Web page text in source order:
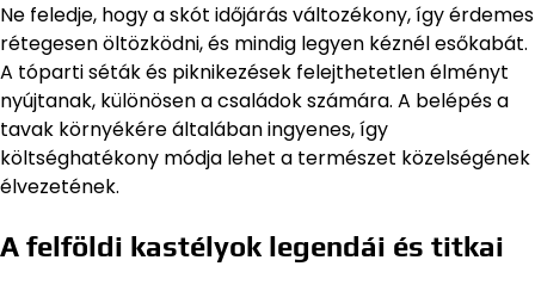
Ne feledje, hogy a skót időjárás változékony, így érdemes
rétegesen öltözködni, és mindig legyen kéznél esőkabát.
A tóparti séták és piknikezések felejthetetlen élményt
nyújtanak, különösen a családok számára. A belépés a
tavak környékére általában ingyenes, így
költséghatékony módja lehet a természet közelségének
élvezetének.
A felföldi kastélyok legendái és titkai